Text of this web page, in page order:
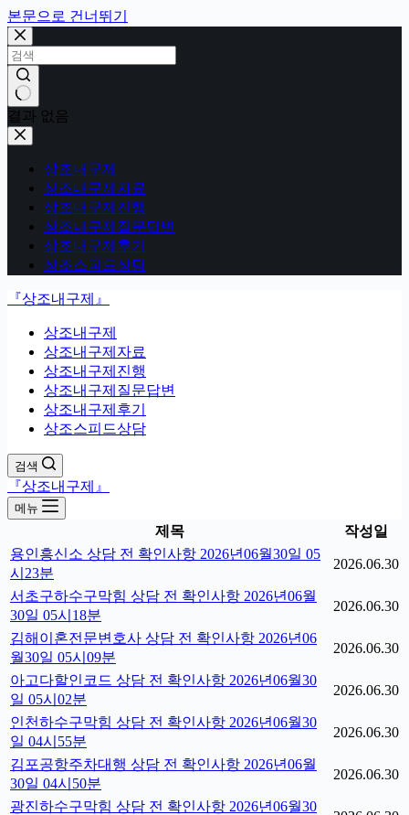
본문으로 건너뛰기
결과 없음
상조내구제
상조내구제자료
상조내구제진행
상조내구제질문답변
상조내구제후기
상조스피드상담
『상조내구제』
상조내구제
상조내구제자료
상조내구제진행
상조내구제질문답변
상조내구제후기
상조스피드상담
검색
『상조내구제』
메뉴
제목
작성일
용인흥신소 상담 전 확인사항 2026년06월30일 05
시23분
2026.06.30
서초구하수구막힘 상담 전 확인사항 2026년06월
30일 05시18분
2026.06.30
김해이혼전문변호사 상담 전 확인사항 2026년06
월30일 05시09분
2026.06.30
아고다할인코드 상담 전 확인사항 2026년06월30
일 05시02분
2026.06.30
인천하수구막힘 상담 전 확인사항 2026년06월30
일 04시55분
2026.06.30
김포공항주차대행 상담 전 확인사항 2026년06월
30일 04시50분
2026.06.30
광진하수구막힘 상담 전 확인사항 2026년06월30